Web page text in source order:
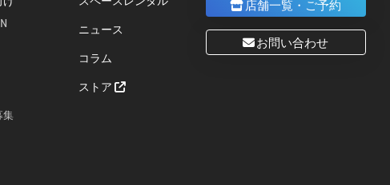
集
ニュース
コラム
ストア
店舗一覧・ご予約
お問い合わせ